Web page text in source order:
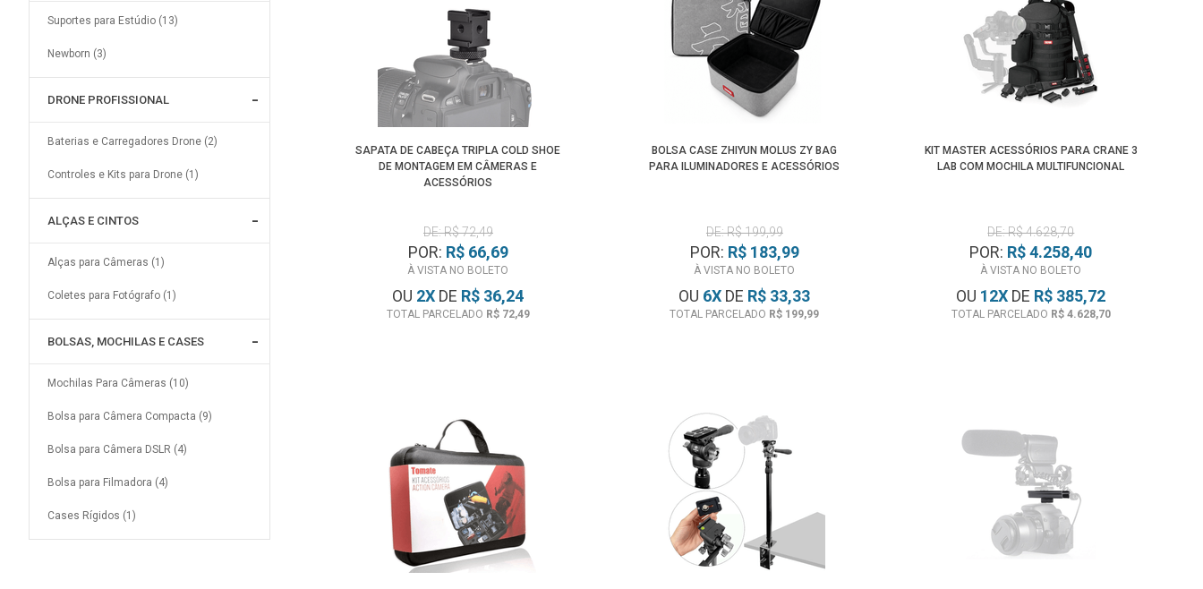
Suportes para Estúdio (13)
Newborn (3)
DRONE PROFISSIONAL
Baterias e Carregadores Drone (2)
Controles e Kits para Drone (1)
ALÇAS E CINTOS
Alças para Câmeras (1)
Coletes para Fotógrafo (1)
BOLSAS, MOCHILAS E CASES
Mochilas Para Câmeras (10)
Bolsa para Câmera Compacta (9)
Bolsa para Câmera DSLR (4)
Bolsa para Filmadora (4)
Cases Rígidos (1)
SAPATA DE CABEÇA TRIPLA COLD SHOE
DE MONTAGEM EM CÂMERAS E
ACESSÓRIOS
DE: R$ 72,49
POR: R$ 66,69
À VISTA NO BOLETO
OU 2X DE R$ 36,24
TOTAL PARCELADO R$ 72,49
BOLSA CASE ZHIYUN MOLUS ZY BAG
PARA ILUMINADORES E ACESSÓRIOS
DE: R$ 199,99
POR: R$ 183,99
À VISTA NO BOLETO
OU 6X DE R$ 33,33
TOTAL PARCELADO R$ 199,99
KIT MASTER ACESSÓRIOS PARA CRANE 3
LAB COM MOCHILA MULTIFUNCIONAL
DE: R$ 4.628,70
POR: R$ 4.258,40
À VISTA NO BOLETO
OU 12X DE R$ 385,72
TOTAL PARCELADO R$ 4.628,70